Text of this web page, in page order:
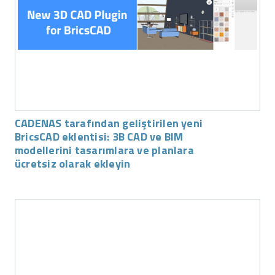
CADENAS tarafından geliştirilen yeni
BricsCAD eklentisi: 3B CAD ve BIM
modellerini tasarımlara ve planlara
ücretsiz olarak ekleyin